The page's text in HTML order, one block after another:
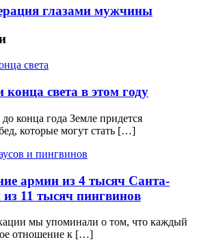
глазами мужчины
света в этом году
конца года Земле придется
которые могут стать […]
армии из 4 тысяч Санта-
11 тысяч пингвинов
мы упоминали о том, что каждый
отношение к […]